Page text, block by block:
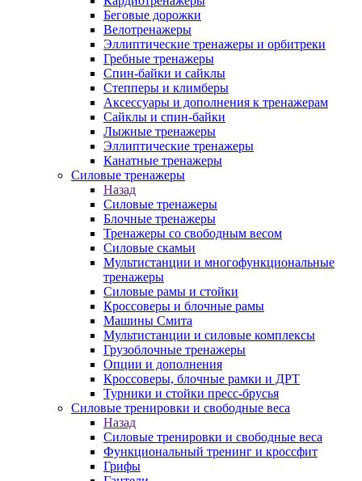
Беговые дорожки
Велотренажеры
Эллиптические тренажеры и орбитреки
Гребные тренажеры
Спин-байки и сайклы
Степперы и климберы
Аксессуары и дополнения к тренажерам
Сайклы и спин-байки
Лыжные тренажеры
Эллиптические тренажеры
Канатные тренажеры
Силовые тренажеры
Назад
Силовые тренажеры
Блочные тренажеры
Тренажеры со свободным весом
Силовые скамьи
Мультистанции и многофункциональные
тренажеры
Силовые рамы и стойки
Кроссоверы и блочные рамы
Машины Смита
Мультистанции и силовые комплексы
Грузоблочные тренажеры
Опции и дополнения
Кроссоверы, блочные рамки и ДРТ
Турники и стойки пресс-брусья
Силовые тренировки и свободные веса
Назад
Силовые тренировки и свободные веса
Функциональный тренинг и кроссфит
Грифы